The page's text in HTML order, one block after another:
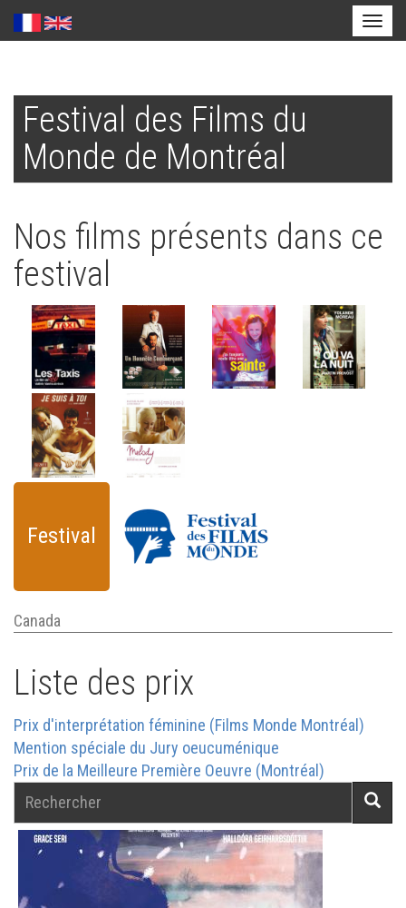
contenu
principal
Festival des Films du
Monde de Montréal
Nos films présents dans ce
festival
Festival
Canada
Liste des prix
Prix d'interprétation féminine (Films Monde Montréal)
Mention spéciale du Jury oeucuménique
Prix de la Meilleure Première Oeuvre (Montréal)